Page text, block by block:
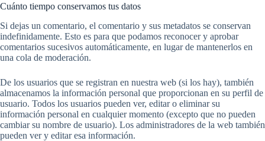
Cuánto tiempo conservamos tus datos
Si dejas un comentario, el comentario y sus metadatos se conservan
indefinidamente. Esto es para que podamos reconocer y aprobar
comentarios sucesivos automáticamente, en lugar de mantenerlos en
una cola de moderación.
De los usuarios que se registran en nuestra web (si los hay), también
almacenamos la información personal que proporcionan en su perfil de
usuario. Todos los usuarios pueden ver, editar o eliminar su
información personal en cualquier momento (excepto que no pueden
cambiar su nombre de usuario). Los administradores de la web también
pueden ver y editar esa información.